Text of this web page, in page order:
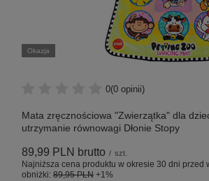
Okazja
0(0 opinii)
Mata zręcznościowa "Zwierzątka" dla
utrzymanie równowagi Dłonie Stopy
89,99 PLN brutto / szt.
Najniższa cena produktu w okresie 30 dni przed
obniżki: 89,95 PLN +1%